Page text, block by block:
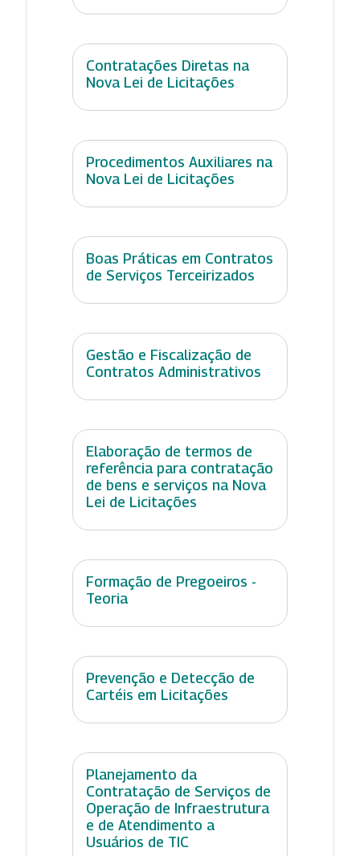
Contratações Diretas na
Nova Lei de Licitações
Procedimentos Auxiliares na
Nova Lei de Licitações
Boas Práticas em Contratos
de Serviços Terceirizados
Gestão e Fiscalização de
Contratos Administrativos
Elaboração de termos de
referência para contratação
de bens e serviços na Nova
Lei de Licitações
Formação de Pregoeiros -
Teoria
Prevenção e Detecção de
Cartéis em Licitações
Planejamento da
Contratação de Serviços de
Operação de Infraestrutura
e de Atendimento a
Usuários de TIC